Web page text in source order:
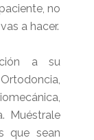
no
a hacer.
a su
Muéstrale
que sean